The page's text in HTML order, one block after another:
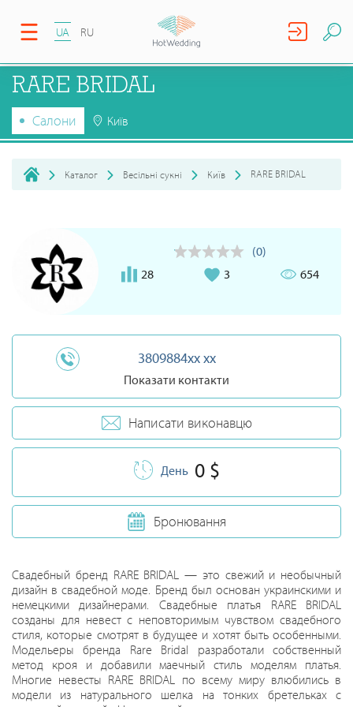
UA RU
RARE BRIDAL
Салони Київ
Каталог Весільні сукні Київ RARE BRIDAL
(0)
28
3 654
3809884xx xx
Показати контакти
Написати виконавцю
День 0 $
Бронювання
Свадебный бренд RARE BRIDAL — это свежий и необычный
дизайн в свадебной моде. Бренд был основан украинскими и
немецкими дизайнерами. Свадебные платья RARE BRIDAL
созданы для невест с неповторимым чувством свадебного
стиля, которые смотрят в будущее и хотят быть особенными.
Модельеры бренда Rare Bridal разработали собственный
метод кроя и добавили маечный стиль моделям платья.
Многие невесты RARE BRIDAL по всему миру влюбились в
модели из натурального шелка на тонких бретельках с